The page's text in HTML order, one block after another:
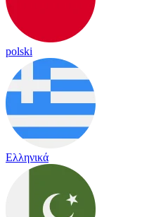
polski
Ελληνικά